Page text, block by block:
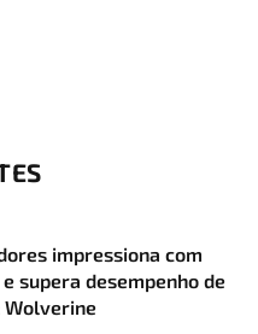
impressiona com
supera desempenho de
Wolverine